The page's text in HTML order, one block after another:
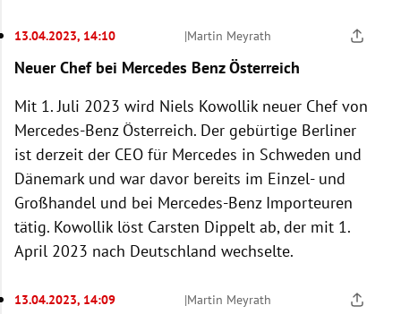
13.04.2023, 14:10 |Martin Meyrath
Neuer Chef bei Mercedes Benz Österreich
Mit 1. Juli 2023 wird Niels Kowollik neuer Chef von
Mercedes-Benz Österreich. Der gebürtige Berliner
ist derzeit der CEO für Mercedes in Schweden und
Dänemark und war davor bereits im Einzel- und
Großhandel und bei Mercedes-Benz Importeuren
tätig. Kowollik löst Carsten Dippelt ab, der mit 1.
April 2023 nach Deutschland wechselte.
13.04.2023, 14:09 |Martin Meyrath